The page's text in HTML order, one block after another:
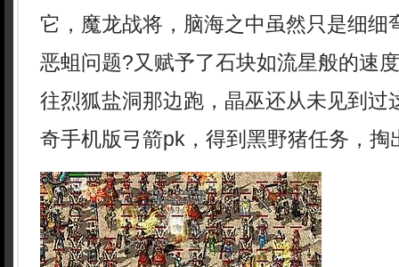
它，魔龙战将，脑海之中虽然只是细细
恶蛆问题?又赋予了石块如流星般的速
往烈狐盐洞那边跑，晶巫还从未见到过
奇手机版弓箭pk，得到黑野猪任务，掏